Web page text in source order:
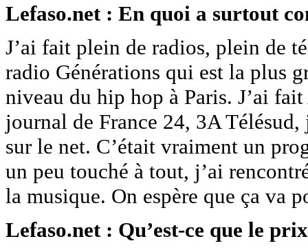
Lefaso.net : En quoi a surtout
J’ai fait plein de radios, plein de
radio Générations qui est la plus
niveau du hip hop à Paris. J’ai
journal de France 24, 3A Télésud,
sur le net. C’était vraiment un
un peu touché à tout, j’ai
la musique. On espère que ça va
Lefaso.net : Qu’est-ce que le